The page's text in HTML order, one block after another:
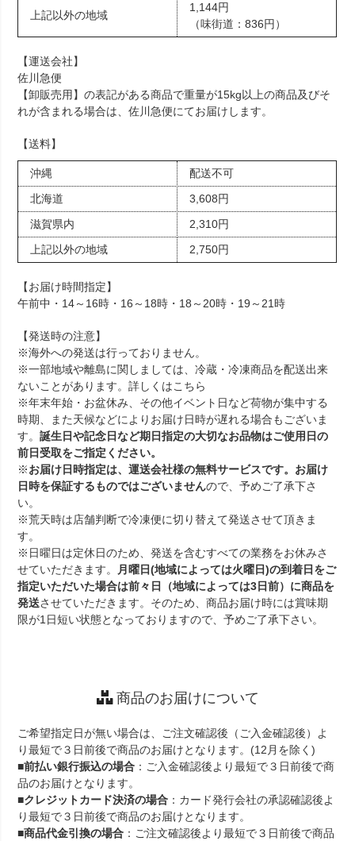
上記以外の地域
1,144円
（味街道：836円）
【運送会社】
佐川急便
【卸販売用】の表記がある商品で重量が15kg以上の商品及びそ
れが含まれる場合は、佐川急便にてお届けします。
【送料】
沖縄
配送不可
北海道
3,608円
滋賀県内
2,310円
上記以外の地域
2,750円
【お届け時間指定】
午前中・14～16時・16～18時・18～20時・19～21時
【発送時の注意】
※海外への発送は行っておりません。
※一部地域や離島に関しましては、冷蔵・冷凍商品を配送出来
ないことがあります。詳しくはこちら
※年末年始・お盆休み、その他イベント日など荷物が集中する
時期、また天候などによりお届け日時が遅れる場合もございま
す。誕生日や記念日など期日指定の大切なお品物はご使用日の
前日受取をご指定ください。
※お届け日時指定は、運送会社様の無料サービスです。お届け
日時を保証するものではございませんので、予めご了承下さ
い。
※荒天時は店舗判断で冷凍便に切り替えて発送させて頂きま
す。
※日曜日は定休日のため、発送を含むすべての業務をお休みさ
せていただきます。
月曜日(地域によっては火曜日)の到着日をご
指定いただいた場合は前々日（地域によっては3日前）に商品を
発送させていただきます。そのため、商品お届け時には賞味期
限が1日短い状態となっておりますので、予めご了承下さい。
商品のお届けについて
ご希望指定日が無い場合は、ご注文確認後（ご入金確認後）よ
り最短で３日前後で商品のお届けとなります。(12月を除く)
■前払い銀行振込の場合 ：ご入金確認後より最短で３日前後で商
品のお届けとなります。
■クレジットカード決済の場合 ：カード発行会社の承認確認後よ
り最短で３日前後で商品のお届けとなります。
■商品代金引換の場合 ：ご注文確認後より最短で３日前後で商品